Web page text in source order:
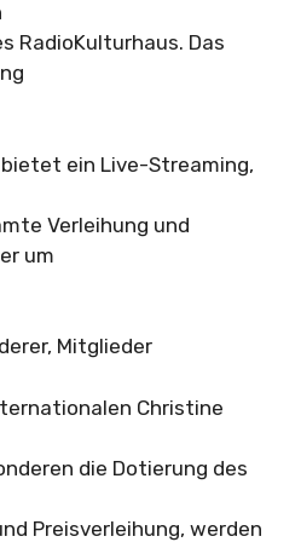
RadioKulturhaus. Das
ein Live-Streaming,
Verleihung und
um
Mitglieder
Christine
die Dotierung des
Preisverleihung, werden